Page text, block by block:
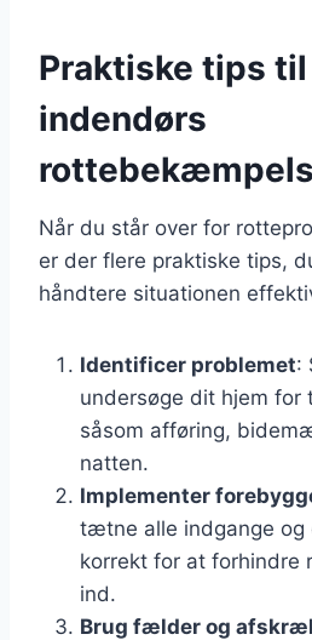
Praktiske tips
indendørs
Når du står over for
er der flere praktiske tips,
håndtere situationen
Identificer problemet:
undersøge dit hjem for
såsom afføring,
natten.
Implementer
tætne alle indgange og
korrekt for at forhindre
ind.
Brug fælder og